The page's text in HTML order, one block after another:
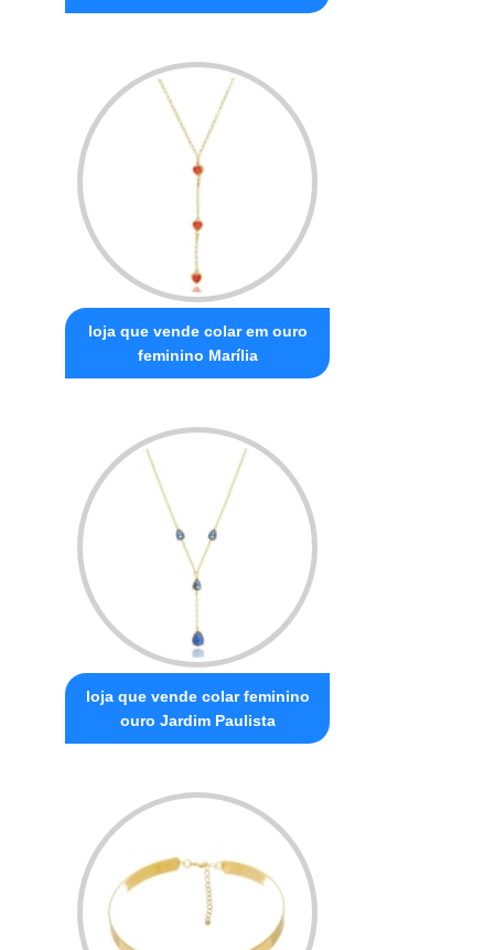
loja que vende colar em ouro
feminino Marília
loja que vende colar feminino
ouro Jardim Paulista